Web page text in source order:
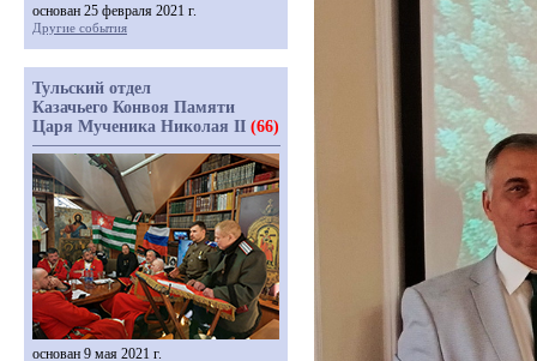
основан 25 февраля 2021 г.
Другие события
Тульский отдел
Казачьего Конвоя Памяти
Царя Мученика Николая II (66)
основан 9 мая 2021 г.